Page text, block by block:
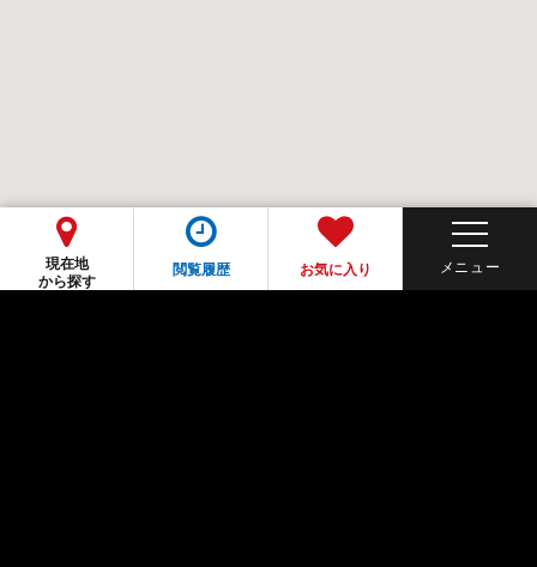
現在地
から探す
閲覧履歴 お気に入り